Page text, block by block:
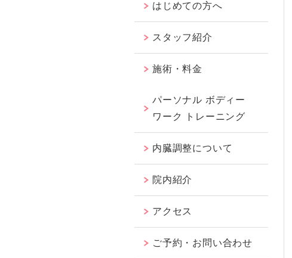
はじめての方へ
スタッフ紹介
施術・料金
パーソナル ボディー
ワーク トレーニング
内臓調整について
院内紹介
アクセス
ご予約・お問い合わせ